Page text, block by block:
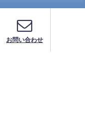
お問い合わせ